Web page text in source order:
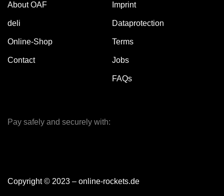
About OAF
deli
Online-Shop
Contact
Imprint
Dataprotection
Terms
Jobs
FAQs
Pay safely and securely with:
Copyright © 2023 – online-rockets.de